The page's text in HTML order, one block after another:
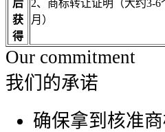
后
获
得
2、商标转让证明（大约3-6
月）
Our commitment
我们的承诺
确保拿到核准